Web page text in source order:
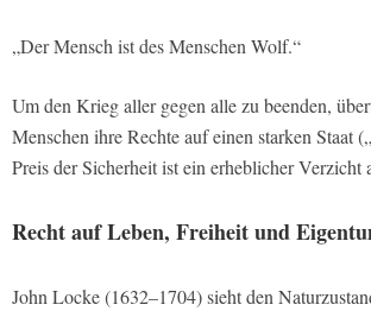
„Der Mensch ist des Menschen Wolf.“
Um den Krieg aller gegen alle zu beenden,
Menschen ihre Rechte auf einen starken Staat
Preis der Sicherheit ist ein erheblicher Verzicht
Recht auf Leben, Freiheit und
John Locke (1632–1704) sieht den